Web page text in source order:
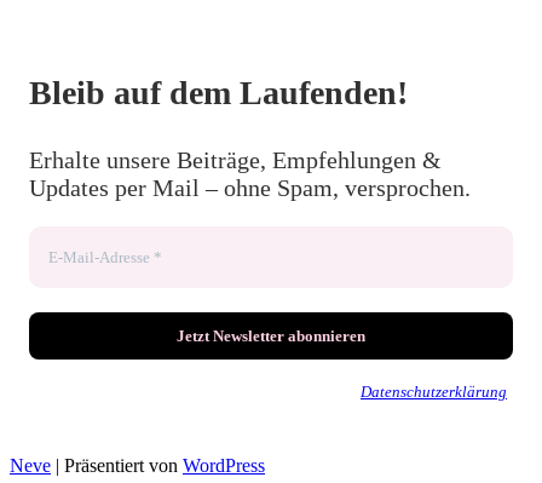
Bleib auf dem Laufenden!
Erhalte unsere Beiträge, Empfehlungen &
Updates per Mail – ohne Spam, versprochen.
Datenschutzerklärung
Neve | Präsentiert von WordPress